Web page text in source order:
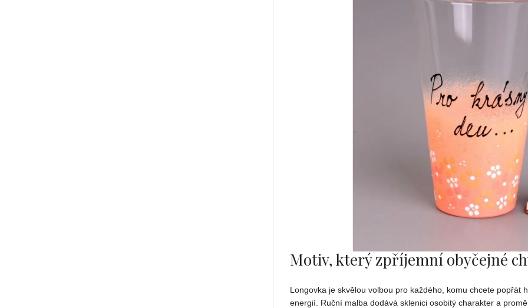
Motiv, který zpříjemní obyčejné
Longovka je skvělou volbou pro každého, komu chcete popřát
energií. Ruční malba dodává sklenici osobitý charakter a